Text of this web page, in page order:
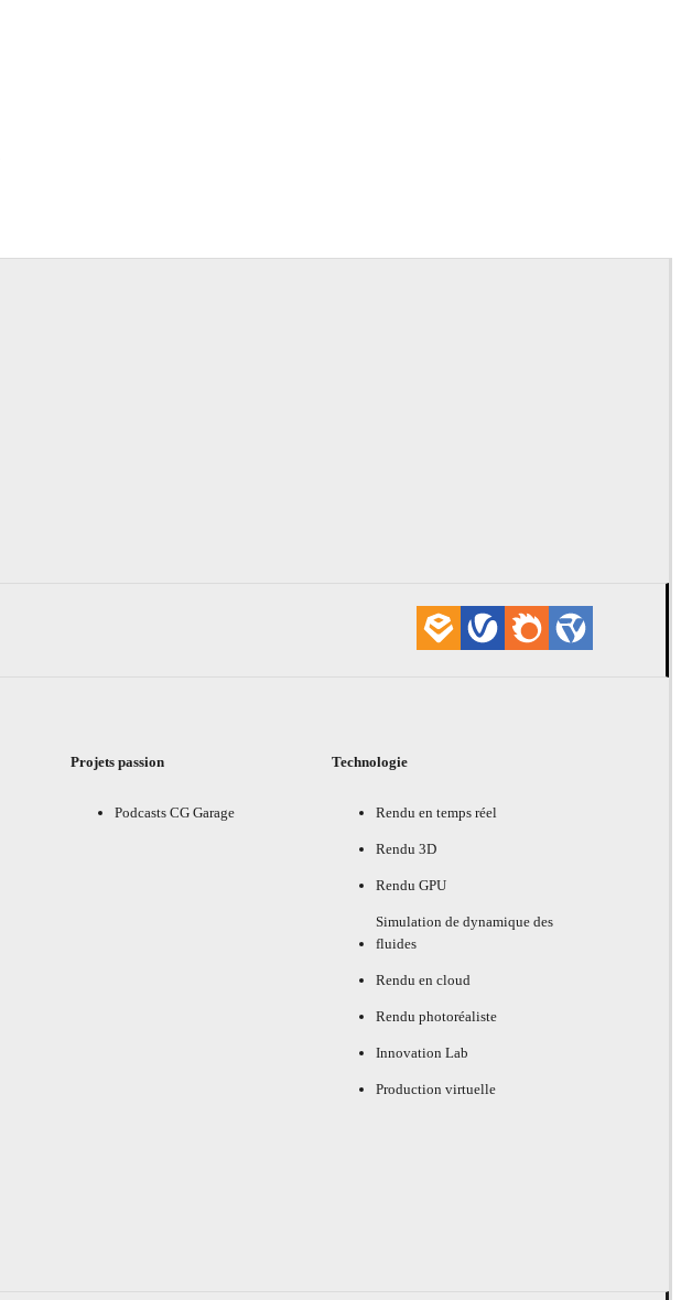
Projets passion
Podcasts CG Garage
Technologie
Rendu en temps réel
Rendu 3D
Rendu GPU
Simulation de dynamique des
fluides
Rendu en cloud
Rendu photoréaliste
Innovation Lab
Production virtuelle